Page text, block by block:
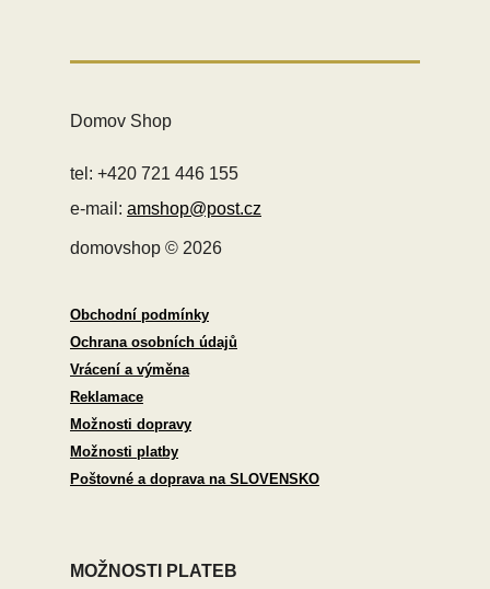
Domov Shop
tel: +420 721 446 155
e-mail: amshop@post.cz
domovshop © 2026
Obchodní podmínky
Ochrana osobních údajů
Vrácení a výměna
Reklamace
Možnosti dopravy
Možnosti platby
Poštovné a doprava na SLOVENSKO
MOŽNOSTI PLATEB